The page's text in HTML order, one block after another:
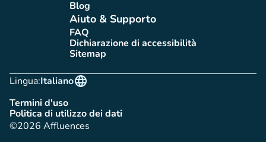
Blog(nuova scheda)
Aiuto & Supporto
FAQ(nuova scheda)
Dichiarazione di accessibilità
(nuova scheda)
Sitemap(nuova scheda)
Lingua:
language
Italiano
Termini d'uso(nuova scheda)
Politica di utilizzo dei dati
(nuova scheda)
©2026 Affluences